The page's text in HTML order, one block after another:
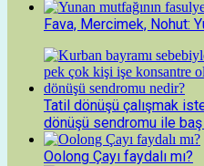
Fava, Mercimek, Nohut:
Tatil dönüşü çalışmak
dönüşü sendromu ile
Oolong Çayı faydalı mı?